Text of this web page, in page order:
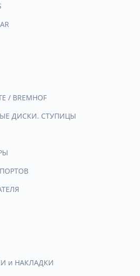
/ BREMHOF
ДИСКИ. СТУПИЦЫ
и НАКЛАДКИ